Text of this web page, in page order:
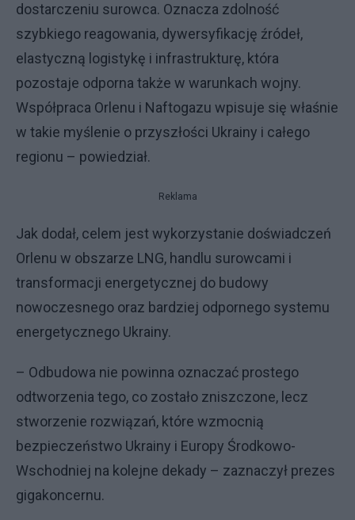
dostarczeniu surowca. Oznacza zdolność
szybkiego reagowania, dywersyfikację źródeł,
elastyczną logistykę i infrastrukturę, która
pozostaje odporna także w warunkach wojny.
Współpraca Orlenu i Naftogazu wpisuje się właśnie
w takie myślenie o przyszłości Ukrainy i całego
regionu – powiedział.
Reklama
Jak dodał, celem jest wykorzystanie doświadczeń
Orlenu w obszarze LNG, handlu surowcami i
transformacji energetycznej do budowy
nowoczesnego oraz bardziej odpornego systemu
energetycznego Ukrainy.
– Odbudowa nie powinna oznaczać prostego
odtworzenia tego, co zostało zniszczone, lecz
stworzenie rozwiązań, które wzmocnią
bezpieczeństwo Ukrainy i Europy Środkowo-
Wschodniej na kolejne dekady – zaznaczył prezes
gigakoncernu.